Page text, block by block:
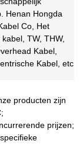
Henan Hongda
Co, Het
TW, THW,
Kabel,
Kabel, etc
producten zijn
prijzen;